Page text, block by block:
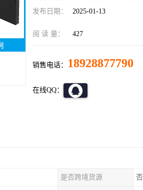
发布日期： 2025-01-13
阅 读 量： 427
销售电话： 18928877790
在线QQ：
是否跨境货源 否